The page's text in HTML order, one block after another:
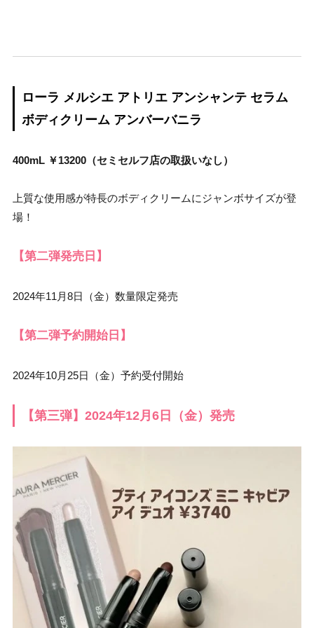
ローラ メルシエ アトリエ アンシャンテ セラム
ボディクリーム アンバーバニラ
400mL ￥13200（セミセルフ店の取扱いなし）
上質な使用感が特長のボディクリームにジャンボサイズが登
場！
【第二弾発売日】
2024年11月8日（金）数量限定発売
【第二弾予約開始日】
2024年10月25日（金）予約受付開始
【第三弾】2024年12月6日（金）発売